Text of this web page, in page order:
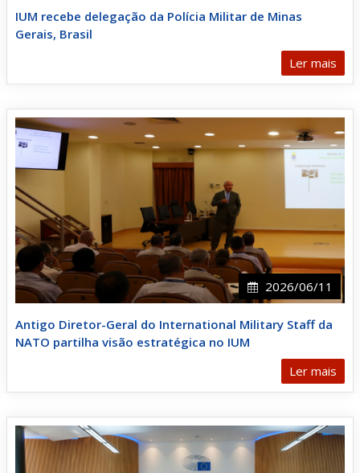
IUM recebe delegação da Polícia Militar de Minas
Gerais, Brasil
Ler mais
2026/06/11
Antigo Diretor-Geral do International Military Staff da
NATO partilha visão estratégica no IUM
Ler mais